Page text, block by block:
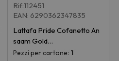
Rif:112451
EAN: 6290362347835
Lattafa Pride Cofanetto An
saam Gold…
Pezzi per cartone: 1